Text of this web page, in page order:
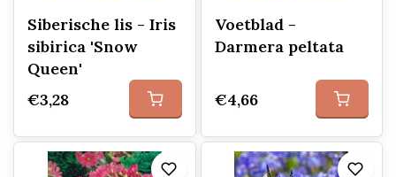
Siberische lis - Iris
sibirica 'Snow
Queen'
€3,28
Voetblad -
Darmera peltata
€4,66